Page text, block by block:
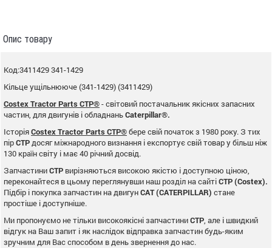
Опис товару
Код:3411429 341-1429
Кільце ущільнююче (341-1429) (3411429)
Costex Tractor Parts CTP®- світовий постачальник якісних запасних
частин, для двигунів і обладнаньCaterpillar®.
ІсторіяCostex Tractor Parts CTP®бере свій початок з 1980 року. З тих
пірCTP досяг міжнародного визнання і експортує свій товар у більш ніж
130 країн світу і має 40 річний досвід.
ЗапчастиниCTP вирізняються високою якістю і доступною ціною,
переконайтеся в цьому переглянувши наш розділ на сайтіCTP (Costex).
Підбір і покупка запчастин на двигунCAT (CATERPILLAR) стане
простіше і доступніше.
Ми пропонуємо не тільки високоякісні запчастиниCTP , але і швидкий
відгук на Ваш запит і як наслідок відправка запчастин будь-яким
зручним для Вас способом в день звернення до нас.